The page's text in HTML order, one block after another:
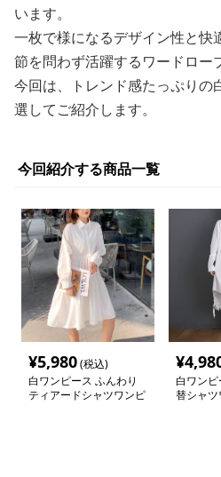
います。
一枚で様になるデザイン性と快
節を問わず活躍するワードロー
今回は、トレンド感たっぷりの
選してご紹介します。
今回紹介する商品一覧
¥5,980(税込)
白ワンピース ふんわり
ティアードシャツワンピ
¥
白ワン
替シャ